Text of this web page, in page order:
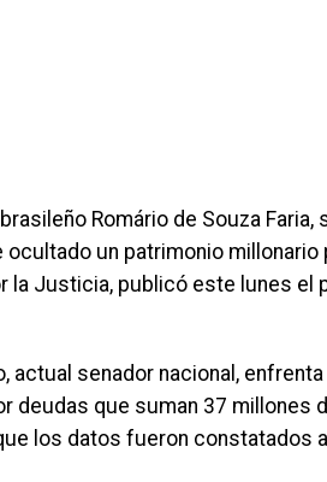
brasileño Romário de Souza
un patrimonio millonario
Justicia, publicó este lunes el
actual senador nacional,
deudas que suman 37 millones
los datos fueron constatados